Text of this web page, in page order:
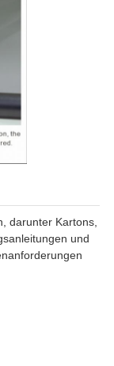
darunter Kartons,
und